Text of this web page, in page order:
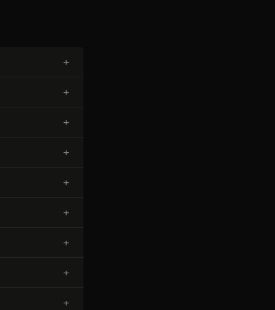
+
+
+
+
+
+
+
+
+